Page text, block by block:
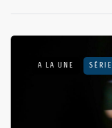
A LA UNE